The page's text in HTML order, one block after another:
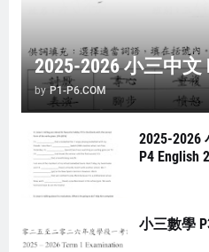
2025-2026 小三中文
by P1-P6.COM
2025-
P4 English
小三數學